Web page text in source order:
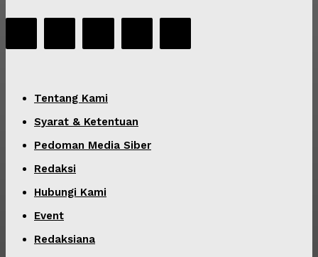
Tentang Kami
Syarat & Ketentuan
Pedoman Media Siber
Redaksi
Hubungi Kami
Event
Redaksiana